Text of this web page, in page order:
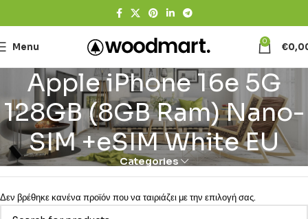
Menu 0 €
Apple iPhone 16e 5G
128GB (8GB Ram) Nano-
SIM +eSIM White EU
Categories
Δεν βρέθηκε κανένα προϊόν που να ταιριάζει με την επιλογή σας.